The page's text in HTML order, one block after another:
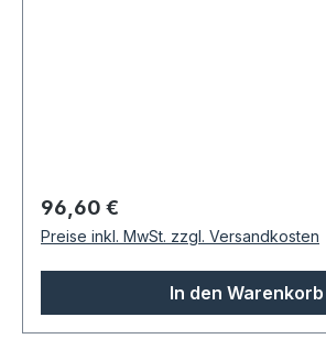
Regulärer Preis:
96,60 €
Preise inkl. MwSt. zzgl. Versandkosten
In den Warenkorb